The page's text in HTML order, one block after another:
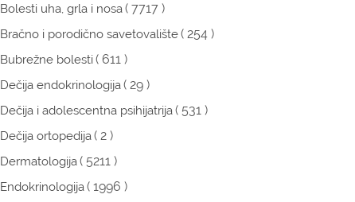
Bolesti uha, grla i nosa( 7717 )
Bračno i porodično savetovalište( 254 )
Bubrežne bolesti( 611 )
Dečija endokrinologija( 29 )
Dečija i adolescentna psihijatrija( 531 )
Dečija ortopedija( 2 )
Dermatologija( 5211 )
Endokrinologija( 1996 )